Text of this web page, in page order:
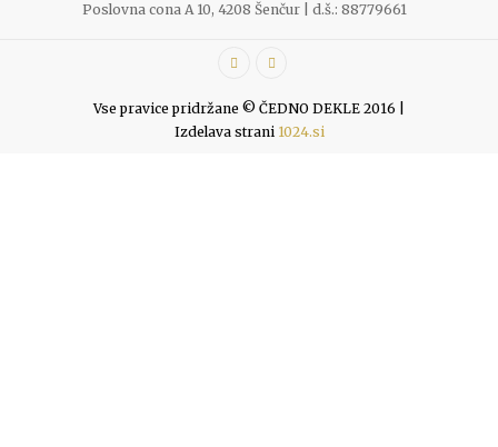
Poslovna cona A 10, 4208 Šenčur | d.š.: 88779661
Vse pravice pridržane © ČEDNO DEKLE 2016 |
Izdelava strani 1024.si